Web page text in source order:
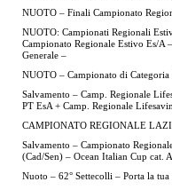
NUOTO – Finali Campionato
NUOTO: Campionati Regionali
Campionato Regionale Estivo Es/A
Generale –
NUOTO – Campionato di Categoria
Salvamento – Camp. Regionale
PT EsA + Camp. Regionale
CAMPIONATO REGIONALE
Salvamento – Campionato
(Cad/Sen) – Ocean Italian Cup cat.
Nuoto – 62° Settecolli – Porta la tua